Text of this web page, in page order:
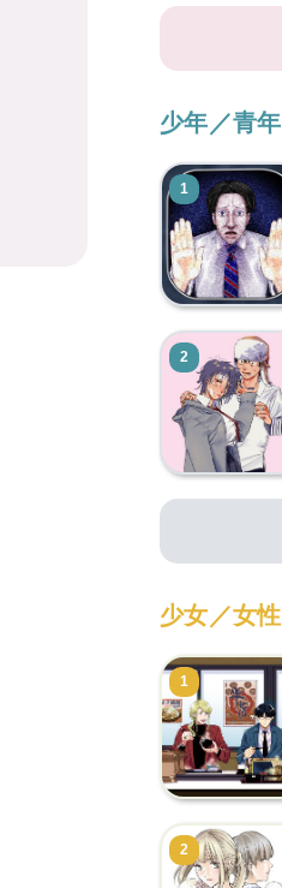
少年／青年
1
2
少女／女性
1
2